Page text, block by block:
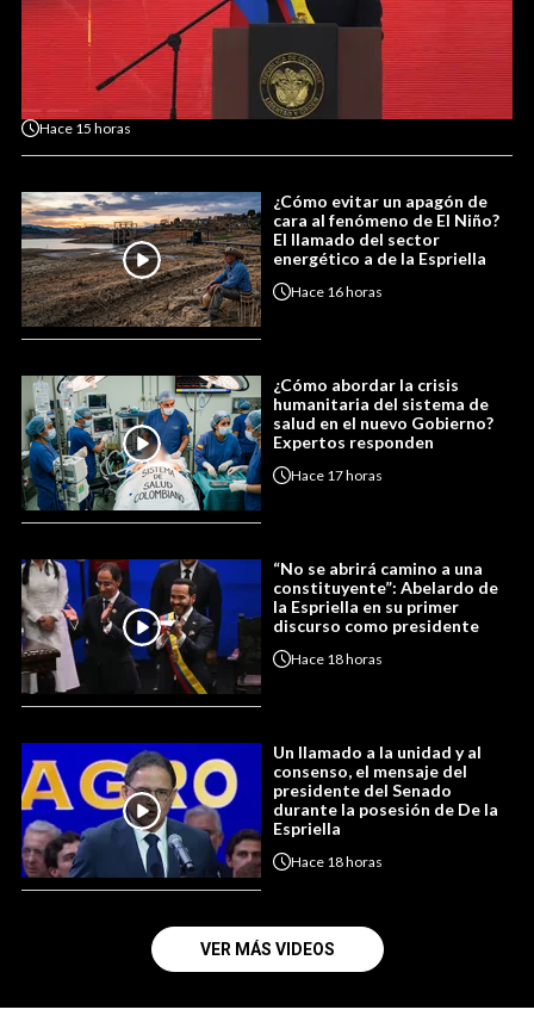
Hace 15 horas
¿Cómo evitar un apagón de
cara al fenómeno de El Niño?
El llamado del sector
energético a de la Espriella
Hace 16 horas
¿Cómo abordar la crisis
humanitaria del sistema de
salud en el nuevo Gobierno?
Expertos responden
Hace 17 horas
“No se abrirá camino a una
constituyente”: Abelardo de
la Espriella en su primer
discurso como presidente
Hace 18 horas
Un llamado a la unidad y al
consenso, el mensaje del
presidente del Senado
durante la posesión de De la
Espriella
Hace 18 horas
VER MÁS VIDEOS